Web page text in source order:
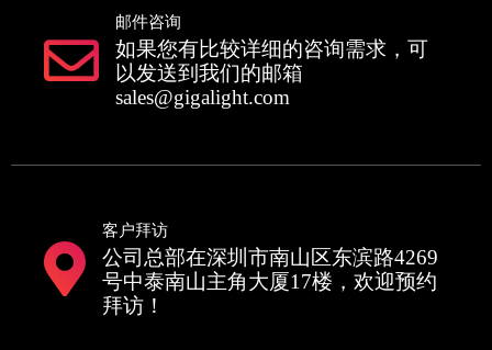
邮件咨询
如果您有比较详细的咨询需求，可
以发送到我们的邮箱
sales@gigalight.com
客户拜访
公司总部在深圳市南山区东滨路4269
号中泰南山主角大厦17楼，欢迎预约
拜访！